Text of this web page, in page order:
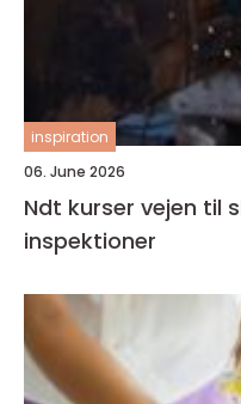
inspiration
06. June 2026
Ndt kurser vejen til sikre og pålidelige
inspektioner